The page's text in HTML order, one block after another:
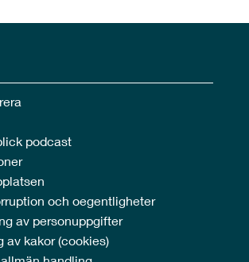
podcast
och oegentligheter
av personuppgifter
av kakor (cookies)